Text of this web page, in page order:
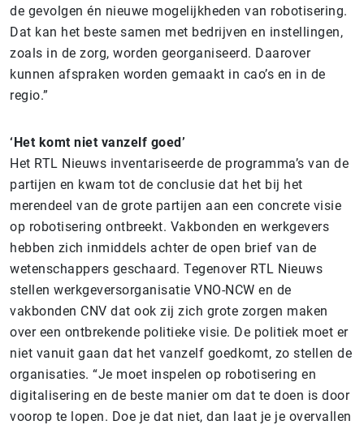
de gevolgen én nieuwe mogelijkheden van robotisering.
Dat kan het beste samen met bedrijven en instellingen,
zoals in de zorg, worden georganiseerd. Daarover
kunnen afspraken worden gemaakt in cao’s en in de
regio.”
‘Het komt niet vanzelf goed’
Het RTL Nieuws inventariseerde de programma’s van de
partijen en kwam tot de conclusie dat het bij het
merendeel van de grote partijen aan een concrete visie
op robotisering ontbreekt. Vakbonden en werkgevers
hebben zich inmiddels achter de open brief van de
wetenschappers geschaard. Tegenover RTL Nieuws
stellen werkgeversorganisatie VNO-NCW en de
vakbonden CNV dat ook zij zich grote zorgen maken
over een ontbrekende politieke visie. De politiek moet er
niet vanuit gaan dat het vanzelf goedkomt, zo stellen de
organisaties. “Je moet inspelen op robotisering en
digitalisering en de beste manier om dat te doen is door
voorop te lopen. Doe je dat niet, dan laat je je overvallen